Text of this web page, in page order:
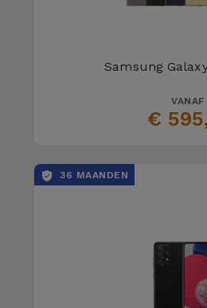
Samsung
VANAF
€
36 MAANDEN